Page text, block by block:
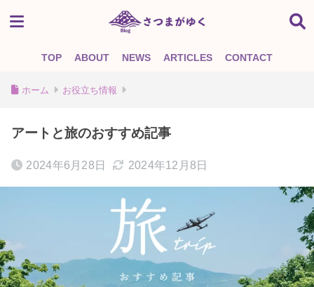
TOP ABOUT NEWS ARTICLES CONTACT
ホーム お役立ち情報
アートと旅のおすすめ記事
2024年6月28日 2024年12月8日